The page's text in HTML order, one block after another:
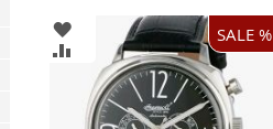
ZUR
WUNSCHLISTE
HINZUFÜGEN
ZUR
VERGLEICHSLISTE
HINZUFÜGEN
SALE %